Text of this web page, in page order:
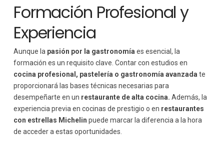
Formación Profesional y
Experiencia
Aunque la pasión por la gastronomía es esencial, la
formación es un requisito clave. Contar con estudios en
cocina profesional, pastelería o gastronomía avanzada te
proporcionará las bases técnicas necesarias para
desempeñarte en un restaurante de alta cocina. Además, la
experiencia previa en cocinas de prestigio o en restaurantes
con estrellas Michelin puede marcar la diferencia a la hora
de acceder a estas oportunidades.